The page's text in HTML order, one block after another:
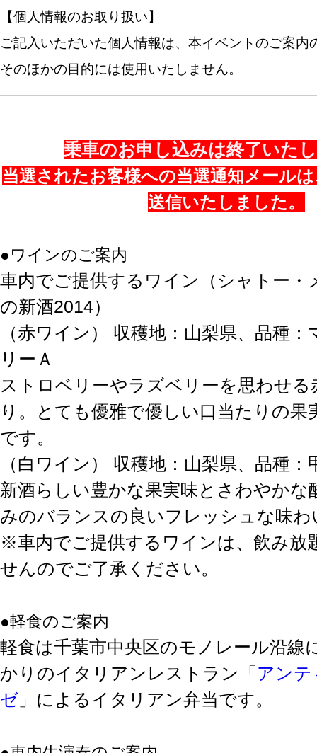
【個人情報のお取り扱い】
ご記入いただいた個人情報は、本イベントのご案内
そのほかの目的には使用いたしません。
乗車のお申し込みは終了いた
当選されたお客様への当選通知メール
送信いたしました。
●ワインのご案内
車内でご提供するワイン（シャトー・
の新酒2014）
（赤ワイン） 収穫地：山梨県、品種
リーＡ
ストロベリーやラズベリーを思わせる
り。とても優雅で優しい口当たりの果
です。
（白ワイン） 収穫地：山梨県、品種：
新酒らしい豊かな果実味とさわやかな
みのバランスの良いフレッシュな味わ
※車内でご提供するワインは、飲み放
せんのでご了承ください。
●軽食のご案内
軽食は千葉市中央区のモノレール沿線
かりのイタリアンレストラン「 アン
ゼ 」によるイタリアン弁当です。